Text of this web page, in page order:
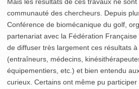
communauté des chercheurs. Depuis
Conférence de biomécanique du golf,
partenariat avec la Fédération
de diffuser très largement ces résultats
(entraîneurs, médecins,
équipementiers, etc.) et bien entendu
curieux. Certains ont même pu